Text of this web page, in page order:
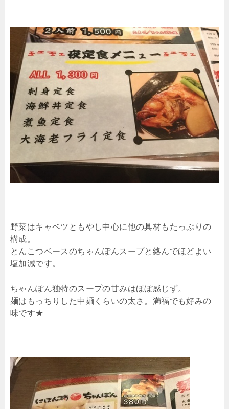
野菜はキャベツともやし中心に他の具材もたっぷりの
構成。
とんこつベースのちゃんぽんスープと絡んでほどよい
塩加減です。
ちゃんぽん独特のスープの甘みはほぼ感じず。
麺はもっちりした中麺くらいの太さ。満福でも好みの
味です★